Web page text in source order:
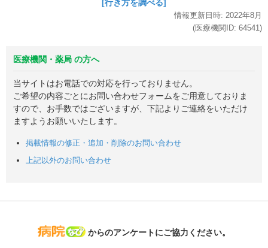
[行き方を調べる]
情報更新日時: 2022年8月
(医療機関ID: 64541)
医療機関・薬局 の方へ
当サイトはお電話での対応を行っておりません。
ご希望の内容ごとにお問い合わせフォームをご用意しておりま
すので、お手数ではございますが、下記よりご連絡をいただけ
ますようお願いいたします。
掲載情報の修正・追加・削除のお問い合わせ
上記以外のお問い合わせ
病院なび
からのアンケートにご協力ください。